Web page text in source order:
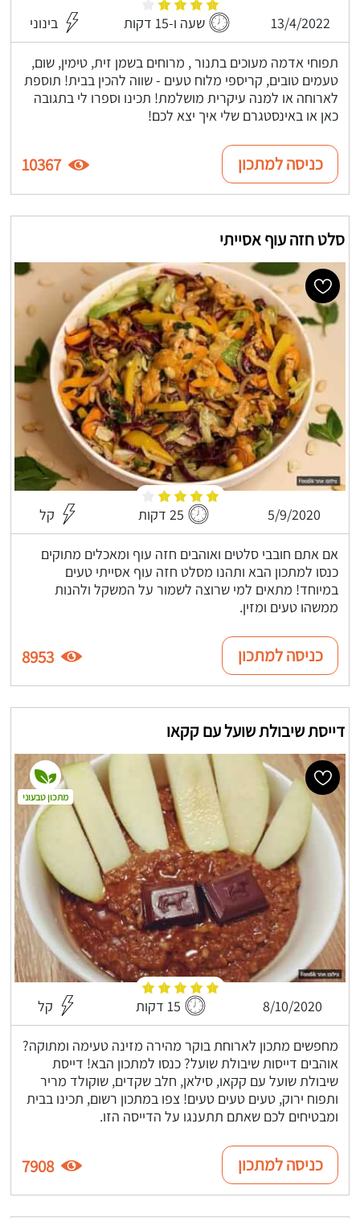
13/4/2022 שעה ו-15 דקות בינוני
תפוחי אדמה מעוכים בתנור , מרוחים בשמן זית, טימין, שום,
טעמים טובים, קריספי מלוח טעים - שווה להכין בבית! תוספת
לארוחה או למנה עיקרית מושלמת! תכינו וספרו לי בתגובה
כאן או באינסטגרם שלי איך יצא לכם!
כניסה למתכון 10367
סלט חזה עוף אסייתי
5/9/2020 25 דקות קל
אם אתם חובבי סלטים ואוהבים חזה עוף ומאכלים מתוקים
כנסו למתכון הבא ותהנו מסלט חזה עוף אסייתי טעים
במיוחד! מתאים למי שרוצה לשמור על המשקל ולהנות
ממשהו טעים ומזין.
כניסה למתכון 8953
דייסת שיבולת שועל עם קקאו
8/10/2020 15 דקות קל
מחפשים מתכון לארוחת בוקר מהירה מזינה טעימה ומתוקה?
אוהבים דייסות שיבולת שועל? כנסו למתכון הבא! דייסת
שיבולת שועל עם קקאו, סילאן, חלב שקדים, שוקולד מריר
ותפוח ירוק, טעים טעים טעים! צפו במתכון רשום, תכינו בבית
ומבטיחים לכם שאתם תתענגו על הדייסה הזו.
מתכון טבעוני
כניסה למתכון 7908